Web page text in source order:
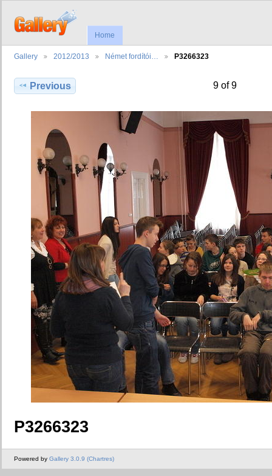
Home
Gallery 2012/2013 Német fordítói… P3266323
Previous 9 of 9
P3266323
Powered by Gallery 3.0.9 (Chartres)